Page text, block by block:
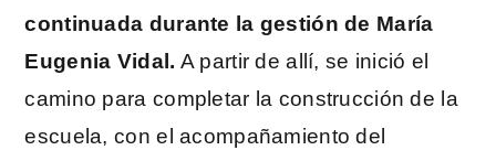
continuada durante la gestión de María
Eugenia Vidal. A partir de allí, se inició el
camino para completar la construcción de la
escuela, con el acompañamiento del